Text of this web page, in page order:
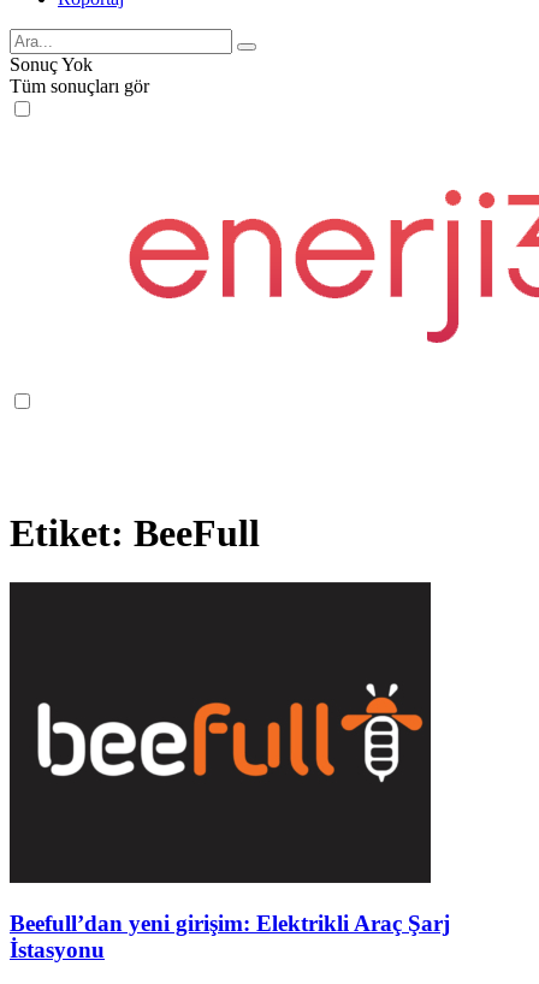
Sonuç Yok
Tüm sonuçları gör
Etiket: BeeFull
Beefull’dan yeni girişim: Elektrikli Araç Şarj
İstasyonu